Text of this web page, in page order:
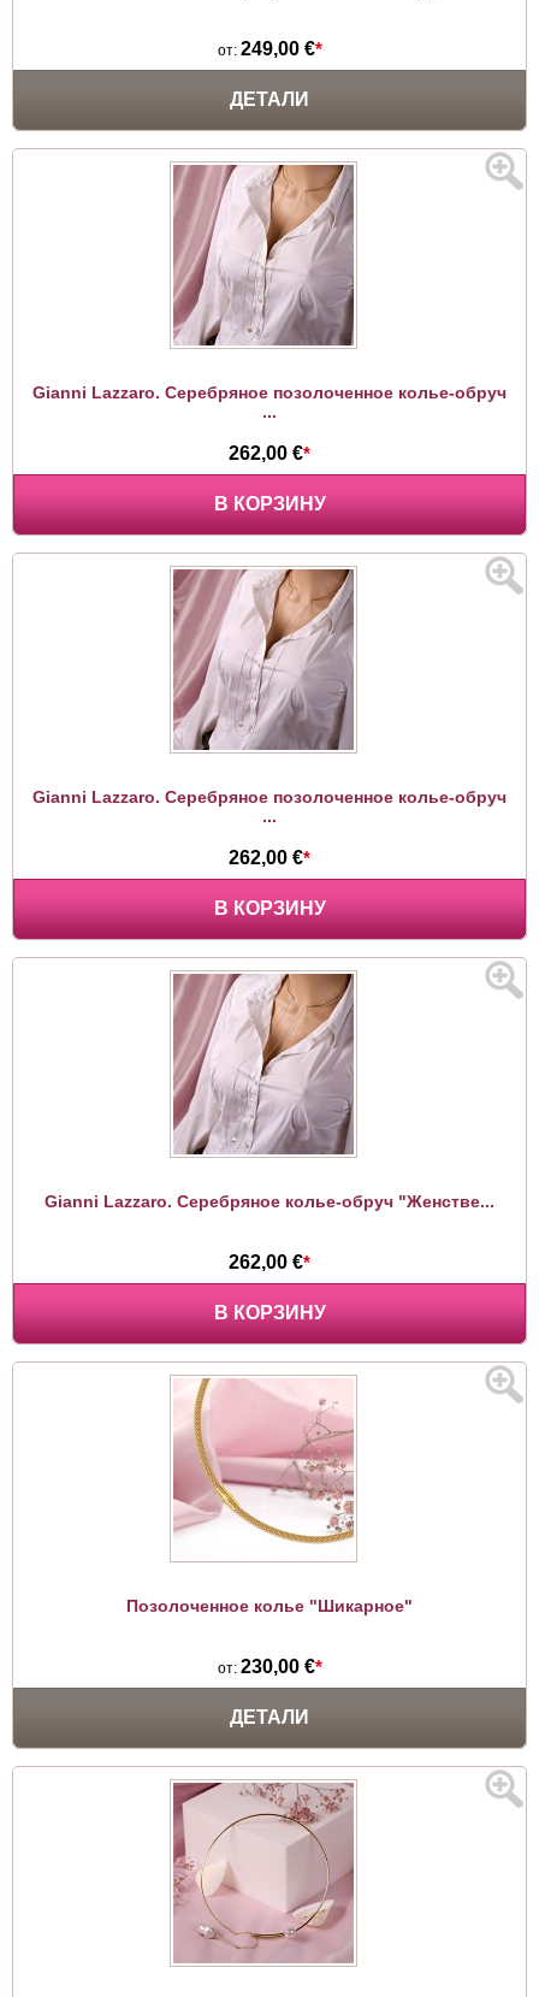
от: 249,00 €*
ДЕТАЛИ
Gianni Lazzaro. Серебряное позолоченное колье-обруч
...
262,00 €*
В КОРЗИНУ
Gianni Lazzaro. Серебряное позолоченное колье-обруч
...
262,00 €*
В КОРЗИНУ
Gianni Lazzaro. Серебряное колье-обруч "Женстве...
262,00 €*
В КОРЗИНУ
Позолоченное колье "Шикарное"
от: 230,00 €*
ДЕТАЛИ